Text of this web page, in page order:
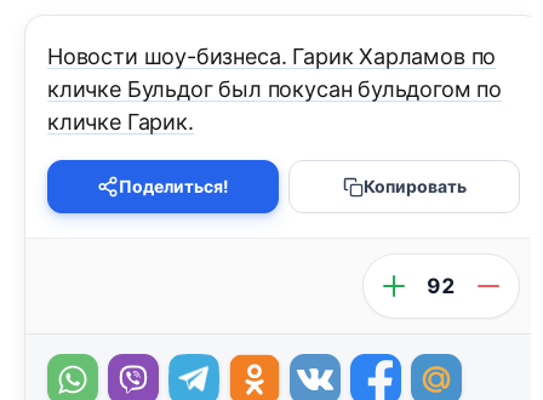
Новости шоу-бизнеса. Гарик Харламов по
кличке Бульдог был покусан бульдогом по
кличке Гарик.
Поделиться! Копировать
92